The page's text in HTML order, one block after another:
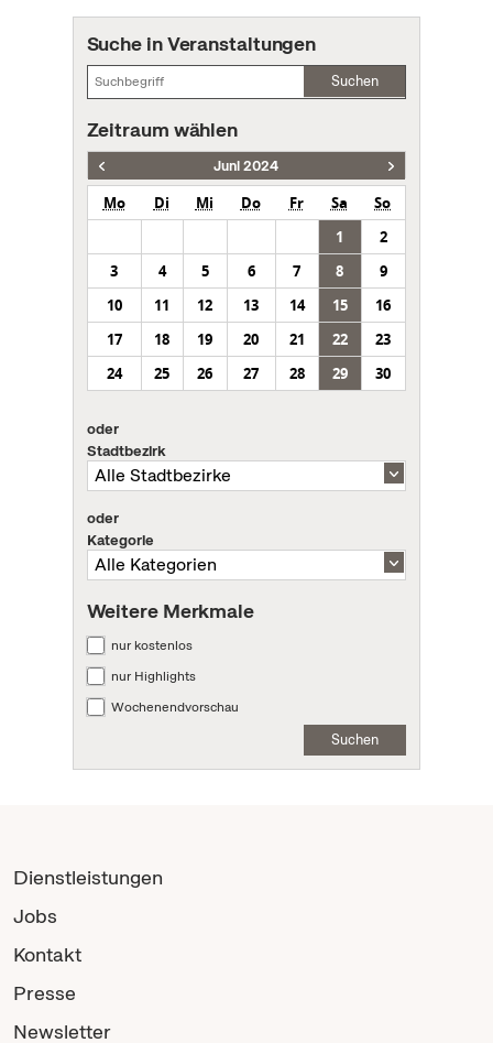
Suche in Veranstaltungen
Suchen
Zeitraum wählen
Juni 2024
Mo Di Mi Do Fr Sa
So
1
2
3
4 5 6 7 8
9
10
11 12 13 14 15
16
17
18 19 20 21 22
23
24
25 26 27 28 29 30
oder
Stadtbezirk
oder
Kategorie
Weitere Merkmale
nur kostenlos
nur Highlights
Wochenendvorschau
Suchen
Dienstleistungen
Jobs
Kontakt
Presse
Newsletter